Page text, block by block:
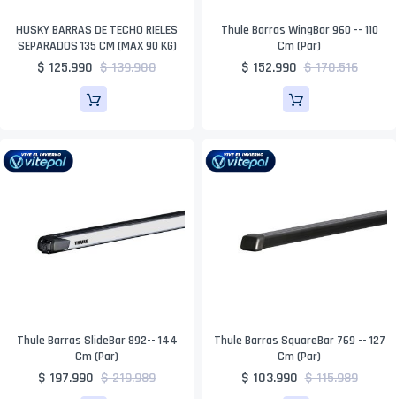
HUSKY BARRAS DE TECHO RIELES
SEPARADOS 135 CM (MAX 90 KG)
$ 125.990 $ 139.900
Thule Barras WingBar 960 -- 110
Cm (par)
$ 152.990 $ 170.516
Thule Barras SlideBar 892-- 144
Cm (par)
$ 197.990 $ 219.989
Thule Barras SquareBar 769 -- 127
Cm (par)
$ 103.990 $ 115.989